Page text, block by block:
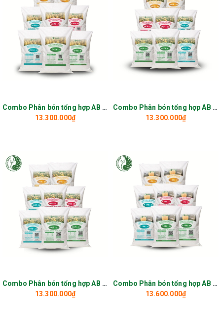
Combo Phân bón tổng hợp AB Dưa lê Hàn Quốc
13.300.000₫
Combo Phân bón tổng hợp AB VA74
13.300.000₫
Combo Phân bón tổng hợp AB VA95
13.300.000₫
Combo Phân bón tổng hợp AB T-ONE
13.600.000₫